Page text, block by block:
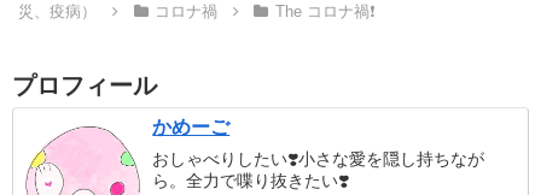
災、疫病）
コロナ禍 The コロナ禍❗️
プロフィール
かめーご
おしゃべりしたい❣️小さな愛を隠し持ちなが
ら。全力で喋り抜きたい❣️